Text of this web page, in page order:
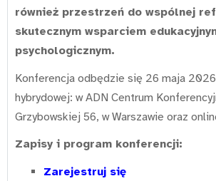
również przestrzeń do wspólnej
skutecznym wsparciem
psychologicznym.
Konferencja odbędzie się 26 maja
hybrydowej: w ADN Centrum
Grzybowskiej 56, w Warszawie oraz
Zapisy i program konferencji:
Zarejestruj się